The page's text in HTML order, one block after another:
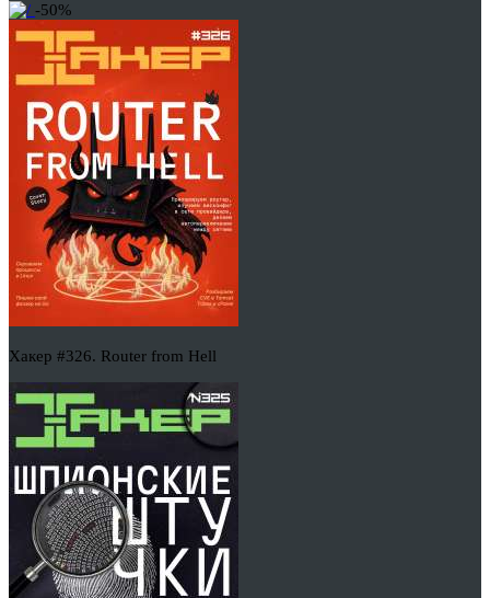
-50%
Хакер #326. Router from Hell